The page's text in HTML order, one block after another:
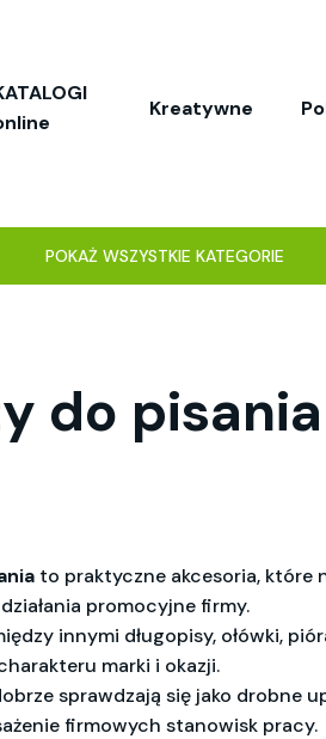
Kreatywne
POKAŻ WSZYSTKIE KATEGORIE
do pisania
to praktyczne akcesoria, które
promocyjne firmy.
innymi długopisy, ołówki,
marki i okazji.
sprawdzają się jako drobne
firmowych stanowisk pracy.